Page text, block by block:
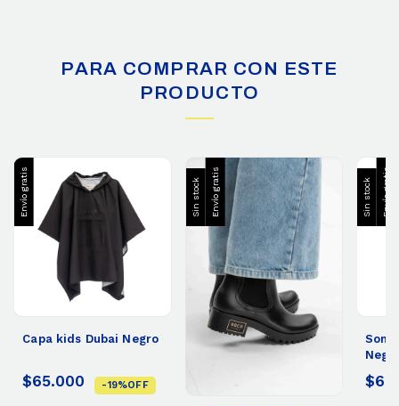
PARA COMPRAR CON ESTE
PRODUCTO
Envío gratis
Capa kids Dubai Negro
$65.000 -19%OFF
Sin stock Envío gratis Sin stock Envío gratis